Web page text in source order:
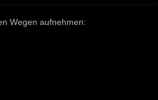
Wegen aufnehmen: